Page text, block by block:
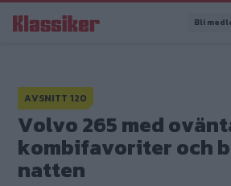
till
Bli
AVSNITT 120
Volvo 265 med
kombifavoriter och
natten